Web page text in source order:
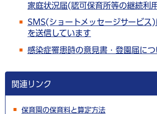
家庭状況届(認可保育所等の継続利
SMS(ショートメッセージサービス
を送信しています
感染症罹患時の意見書・登園届につ
関連リンク
保育園の保育料と算定方法